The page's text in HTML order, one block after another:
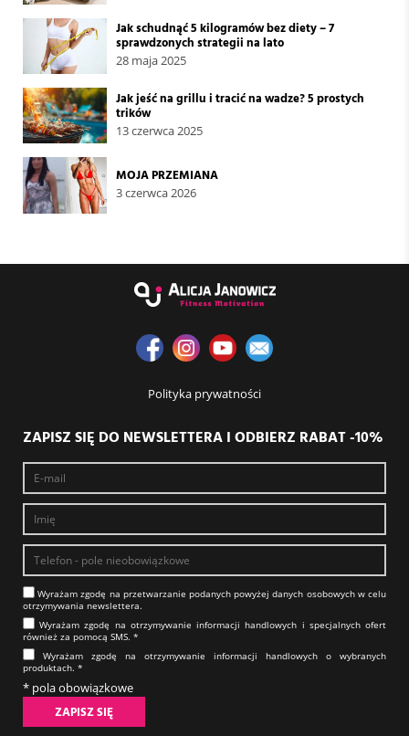
Jak schudnąć 5 kilogramów bez diety – 7
sprawdzonych strategii na lato
28 maja 2025
Jak jeść na grillu i tracić na wadze? 5 prostych
trików
13 czerwca 2025
MOJA PRZEMIANA
3 czerwca 2026
Polityka prywatności
ZAPISZ SIĘ DO NEWSLETTERA I ODBIERZ RABAT -10%
Wyrażam zgodę na prze­twa­rza­nie po­da­nych powyżej danych osobowych w celu
otrzy­my­wa­nia new­slet­tera.​​​​​​​
Wyrażam zgodę na otrzy­my­wa­nie in­for­ma­cji han­dlo­wych i specjalnych ofert
również za pomocą SMS.​​​​​​​ *
Wyrażam zgodę na otrzy­my­wa­nie in­for­ma­cji han­dlo­wych o wybranych
produktach.​​​​​​​ *
* pola obowiązkowe